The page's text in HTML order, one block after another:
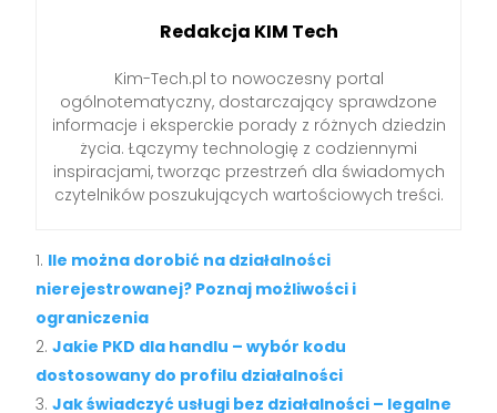
Redakcja KIM Tech
Kim-Tech.pl to nowoczesny portal
ogólnotematyczny, dostarczający sprawdzone
informacje i eksperckie porady z różnych dziedzin
życia. Łączymy technologię z codziennymi
inspiracjami, tworząc przestrzeń dla świadomych
czytelników poszukujących wartościowych treści.
Ile można dorobić na działalności
nierejestrowanej? Poznaj możliwości i
ograniczenia
Jakie PKD dla handlu – wybór kodu
dostosowany do profilu działalności
Jak świadczyć usługi bez działalności – legalne